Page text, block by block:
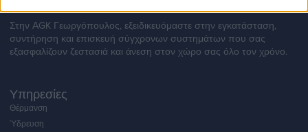
Στην ΑGK Γεωργόπουλος, εξειδικευόμαστε στην εγκατάσταση,
συντήρηση και επισκευή σύγχρονων συστημάτων που σας
εξασφαλίζουν ζεστασιά και άνεση στον χώρο σας όλο τον χρόνο.
Υπηρεσίες
Θέρμανση
Ύδρευση